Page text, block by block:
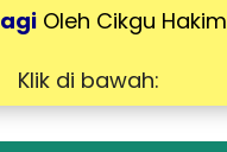
Oleh Cikgu Hakim
Klik di bawah: